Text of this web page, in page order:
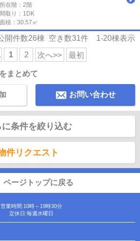
所在階：2階
間取り：1DK
面積：30.57㎡
開件数26棟 空き数31件 1-20棟表示
1 2 次へ>> 最初
まとめて
お問い合わせ
に条件を絞り込む
件リクエスト
ページトップに戻る
営業時間:10時～19時30分
定休日:毎週水曜日